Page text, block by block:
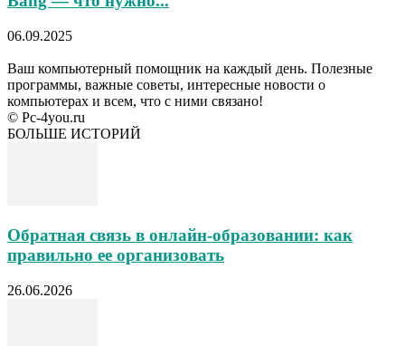
06.09.2025
Ваш компьютерный помощник на каждый день. Полезные
программы, важные советы, интересные новости о
компьютерах и всем, что с ними связано!
© Pc-4you.ru
БОЛЬШЕ ИСТОРИЙ
Обратная связь в онлайн-образовании: как
правильно ее организовать
26.06.2026